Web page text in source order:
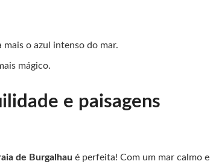
o azul intenso do mar.
mágico.
e paisagens
de Burgalhau é perfeita! Com um mar calmo e